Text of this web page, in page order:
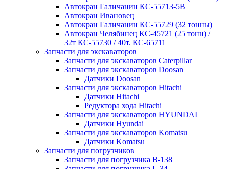
Автокран Галичанин КС-55713-5В
Автокран Ивановец
Автокран Галичанин КС-55729 (32 тонны)
Автокран Челябинец КС-45721 (25 тонн) /
32т КС-55730 / 40т. КС-65711
Запчасти для экскаваторов
Запчасти для экскаваторов Caterpillar
Запчасти для экскаваторов Doosan
Датчики Doosan
Запчасти для экскаваторов Hitachi
Датчики Hitachi
Редуктора хода Hitachi
Запчасти для экскаваторов HYUNDAI
Датчики Hyundai
Запчасти для экскаваторов Komatsu
Датчики Komatsu
Запчасти для погрузчиков
Запчасти для погрузчика B-138